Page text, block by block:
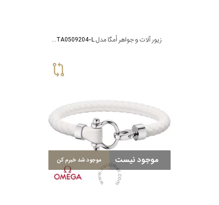
زیور آلات و جواهر اُمگا مدل B34STA0509204-L
موجود نیست موجود شد خبرم کن